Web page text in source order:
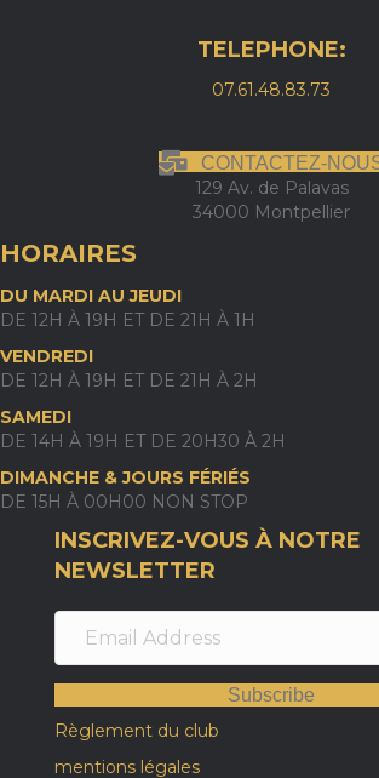
TELEPHONE:
07.61.48.83.73
CONTACTEZ-
129 Av. de Palavas
34000 Montpellier
HORAIRES
DU MARDI AU JEUDI
DE 12H À 19H ET DE 21H À 1H
VENDREDI
DE 12H À 19H ET DE 21H À 2H
SAMEDI
DE 14H À 19H ET DE 20H30 À 2H
DIMANCHE & JOURS FÉRIÉS
DE 15H À 00H00 NON STOP
INSCRIVEZ-VOUS À NOTRE
NEWSLETTER
Subscribe
Règlement du club
mentions légales